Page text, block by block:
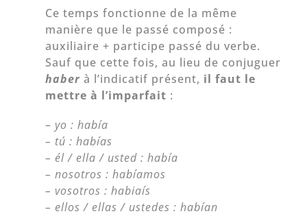
Ce temps fonctionne de la même
manière que le passé composé :
auxiliaire + participe passé du verbe.
Sauf que cette fois, au lieu de conjuguer
haber à l’indicatif présent, il faut le
mettre à l’imparfait :
– yo : había
– tú : habías
– él / ella / usted : había
– nosotros : habíamos
– vosotros : habiaís
– ellos / ellas / ustedes : habían